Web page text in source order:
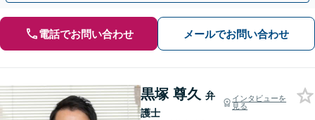
電話でお問い合わせ メールでお問い合わせ
黒塚 尊久 弁
護士
インタビューを
見る